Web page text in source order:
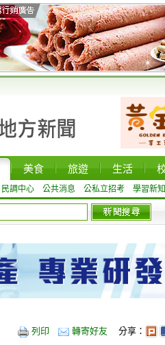
美食 旅遊 生活
民調中心 公共消息 公私立招考 學習新知
列印 轉寄好友 分享：